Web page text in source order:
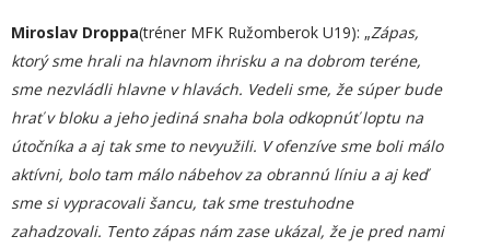
Miroslav Droppa(tréner MFK Ružomberok U19): „Zápas,
ktorý sme hrali na hlavnom ihrisku a na dobrom teréne,
sme nezvládli hlavne v hlavách. Vedeli sme, že súper bude
hrať v bloku a jeho jediná snaha bola odkopnúť loptu na
útočníka a aj tak sme to nevyužili. V ofenzíve sme boli málo
aktívni, bolo tam málo nábehov za obrannú líniu a aj keď
sme si vypracovali šancu, tak sme trestuhodne
zahadzovali. Tento zápas nám zase ukázal, že je pred nami